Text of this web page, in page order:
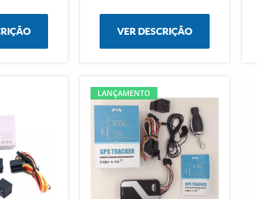
VER DESCRIÇÃO
LANÇAMENTO